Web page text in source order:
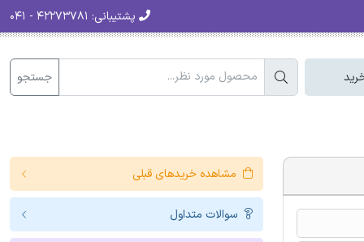
پشتیبانی:
جستجو
مشاهده خریدهای قبلی
سوالات متداول